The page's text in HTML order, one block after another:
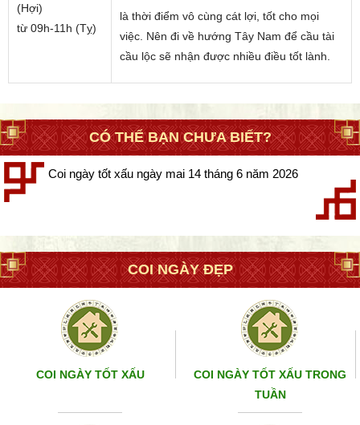
(Hợi)
từ 09h-11h (Tỵ)
là thời điểm vô cùng cát lợi, tốt cho mọi
việc. Nên đi về hướng Tây Nam để cầu tài
cầu lộc sẽ nhận được nhiều điều tốt lành.
CÓ THỂ BẠN CHƯA BIẾT?
Coi ngày tốt xấu ngày mai 14 tháng 6 năm 2026
COI NGÀY ĐẸP
COI NGÀY TỐT XẤU
COI NGÀY TỐT XẤU TRONG
TUẦN